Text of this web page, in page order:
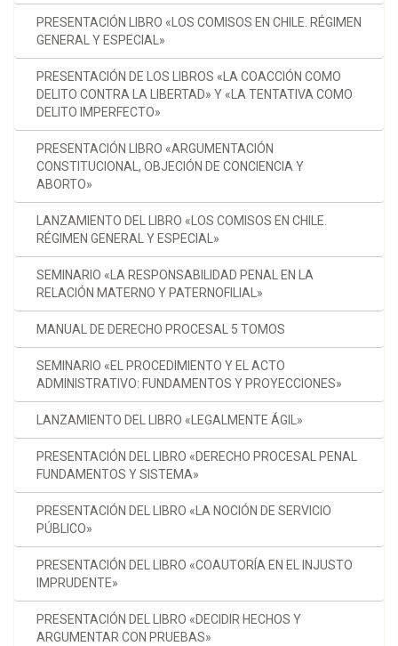
PRESENTACIÓN LIBRO «LOS COMISOS EN CHILE. RÉGIMEN
GENERAL Y ESPECIAL»
PRESENTACIÓN DE LOS LIBROS «LA COACCIÓN COMO
DELITO CONTRA LA LIBERTAD» Y «LA TENTATIVA COMO
DELITO IMPERFECTO»
PRESENTACIÓN LIBRO «ARGUMENTACIÓN
CONSTITUCIONAL, OBJECIÓN DE CONCIENCIA Y
ABORTO»
LANZAMIENTO DEL LIBRO «LOS COMISOS EN CHILE.
RÉGIMEN GENERAL Y ESPECIAL»
SEMINARIO «LA RESPONSABILIDAD PENAL EN LA
RELACIÓN MATERNO Y PATERNOFILIAL»
MANUAL DE DERECHO PROCESAL 5 TOMOS
SEMINARIO «EL PROCEDIMIENTO Y EL ACTO
ADMINISTRATIVO: FUNDAMENTOS Y PROYECCIONES»
LANZAMIENTO DEL LIBRO «LEGALMENTE ÁGIL»
PRESENTACIÓN DEL LIBRO «DERECHO PROCESAL PENAL
FUNDAMENTOS Y SISTEMA»
PRESENTACIÓN DEL LIBRO «LA NOCIÓN DE SERVICIO
PÚBLICO»
PRESENTACIÓN DEL LIBRO «COAUTORÍA EN EL INJUSTO
IMPRUDENTE»
PRESENTACIÓN DEL LIBRO «DECIDIR HECHOS Y
ARGUMENTAR CON PRUEBAS»